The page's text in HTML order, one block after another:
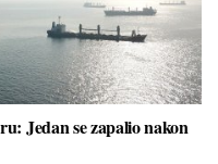
Jedan se zapalio nakon